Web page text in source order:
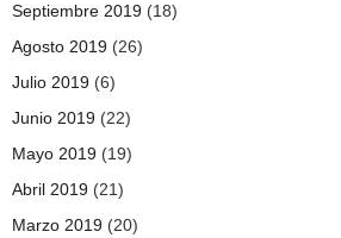
Septiembre 2019 (18)
Agosto 2019 (26)
Julio 2019 (6)
Junio 2019 (22)
Mayo 2019 (19)
Abril 2019 (21)
Marzo 2019 (20)